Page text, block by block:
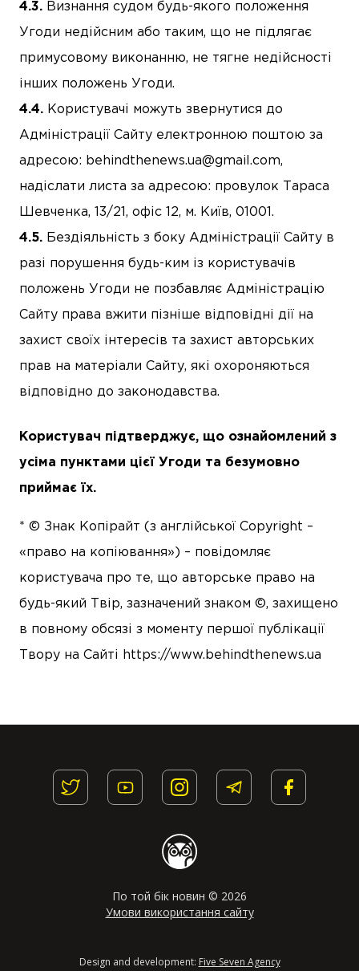
Визнання судом будь-якого положення
Угоди недійсним або таким, що не підлягає
примусовому виконанню, не тягне недійсності
інших положень Угоди.
Користувачі можуть звернутися до
Адміністрації Сайту електронною поштою за
адресою: behindthenews.ua@gmail.com,
надіслати листа за адресою: провулок Тараса
Шевченка, 13/21, офіс 12, м. Київ, 01001.
Бездіяльність з боку Адміністрації Сайту в
разі порушення будь-ким із користувачів
положень Угоди не позбавляє Адміністрацію
Сайту права вжити пізніше відповідні дії на
захист своїх інтересів та захист авторських
прав на матеріали Сайту, які охороняються
відповідно до законодавства.
Користувач підтверджує, що ознайомлений з
усіма пунктами цієї Угоди та безумовно
приймає їх.
* © Знак Копірайт (з англійської Copyright –
«право на копіювання») – повідомляє
користувача про те, що авторське право на
будь-який Твір, зазначений знаком ©, захищено
в повному обсязі з моменту першої публікації
Твору на Сайті https://www.behindthenews.ua
По той бік новин © 2026
Умови використання сайту
Design and development: Five Seven Agency